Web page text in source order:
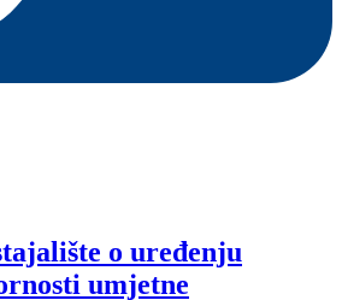
o uređenju
umjetne